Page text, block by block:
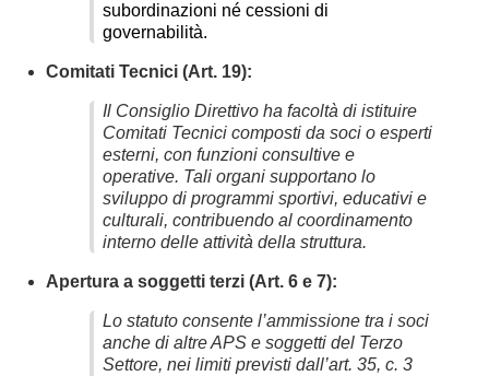
subordinazioni né cessioni di
governabilità.
Comitati Tecnici (Art. 19):
Il Consiglio Direttivo ha facoltà di istituire
Comitati Tecnici composti da soci o esperti
esterni, con funzioni consultive e
operative. Tali organi supportano lo
sviluppo di programmi sportivi, educativi e
culturali, contribuendo al coordinamento
interno delle attività della struttura.
Apertura a soggetti terzi (Art. 6 e 7):
Lo statuto consente l’ammissione tra i soci
anche di altre APS e soggetti del Terzo
Settore, nei limiti previsti dall’art. 35, c. 3